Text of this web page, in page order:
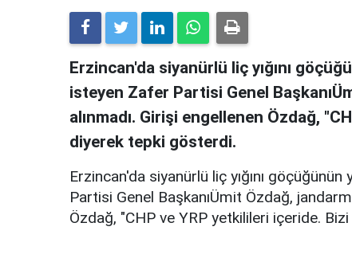
Erzincan'da siyanürlü liç yığını
isteyen Zafer Partisi Genel
alınmadı. Girişi engellenen Özdağ,
diyerek tepki gösterdi.
Erzincan'da siyanürlü liç yığını
Partisi Genel BaşkanıÜmit Özdağ,
Özdağ, "CHP ve YRP yetkilileri içeride.